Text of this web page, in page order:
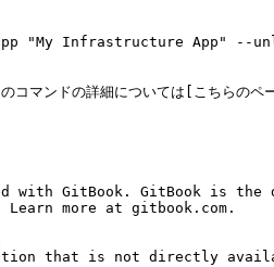
"My Infrastructure App" --
コマンドの詳細については[こち
with GitBook. GitBook is the
more at gitbook.com.
that is not directly